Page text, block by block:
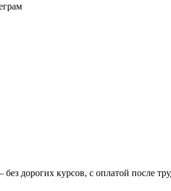
дорогих курсов, с оплатой после